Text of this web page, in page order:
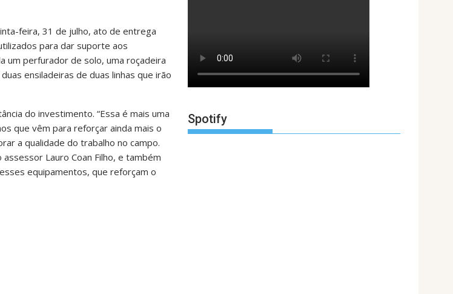
feira, 31 de julho, ato de entrega
para dar suporte aos
um perfurador de solo, uma roçadeira
ensiladeiras de duas linhas que irão
do investimento. “Essa é mais uma
que vêm para reforçar ainda mais o
a qualidade do trabalho no campo.
Lauro Coan Filho, e também
equipamentos, que reforçam o
Spotify